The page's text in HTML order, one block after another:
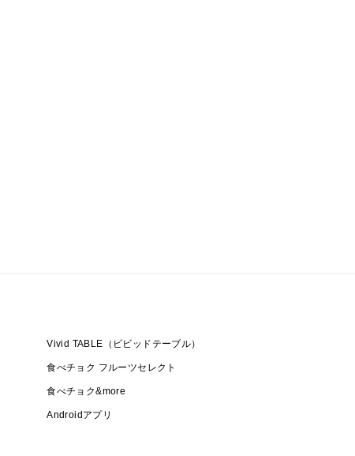
Vivid TABLE（ビビッドテーブル）
食べチョク フルーツセレクト
食べチョク&more
Androidアプリ